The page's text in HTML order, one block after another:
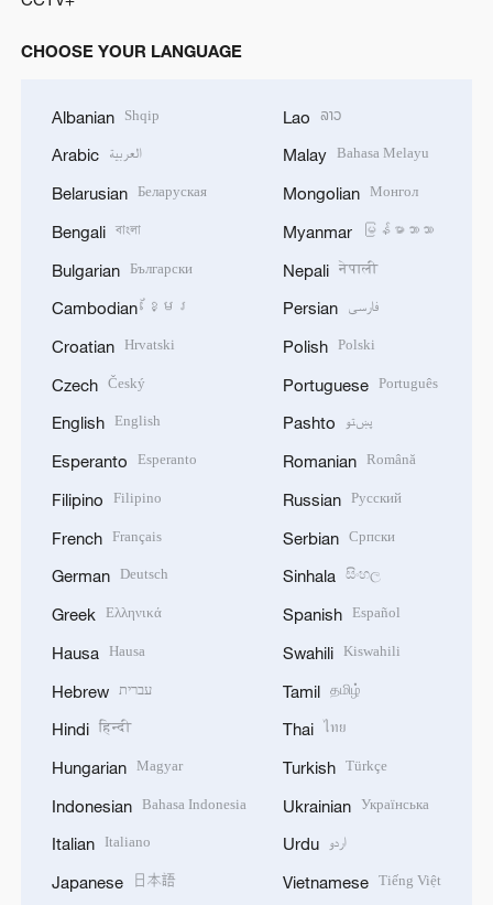
CHOOSE YOUR LANGUAGE
Albanian Shqip
Arabic العربية
Belarusian Беларуская
Bengali বাংলা
Bulgarian Български
Cambodian ខ្មែរ
Croatian Hrvatski
Czech Český
English English
Esperanto Esperanto
Filipino Filipino
French Français
German Deutsch
Greek Ελληνικά
Hausa Hausa
Hebrew עברית
Hindi हिन्दी
Hungarian Magyar
Indonesian Bahasa Indonesia
Italian Italiano
Japanese 日本語
Lao ລາວ
Malay Bahasa Melayu
Mongolian Монгол
Myanmar မြန်မာဘာသာ
Nepali नेपाली
Persian فارسی
Polish Polski
Portuguese Português
Pashto پښتو
Romanian Română
Russian Русский
Serbian Српски
Sinhala සිංහල
Spanish Español
Swahili Kiswahili
Tamil தமிழ்
Thai ไทย
Turkish Türkçe
Ukrainian Українська
Urdu اردو
Vietnamese Tiếng Việt